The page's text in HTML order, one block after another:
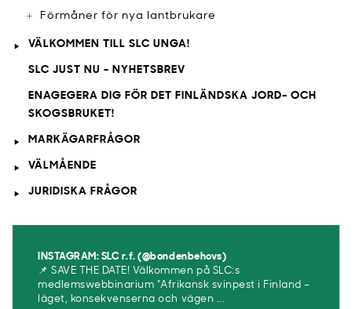
Förmåner för nya lantbrukare
VÄLKOMMEN TILL SLC UNGA!
SLC JUST NU - NYHETSBREV
ENAGEGERA DIG FÖR DET FINLÄNDSKA JORD- OCH
SKOGSBRUKET!
MARKÄGARFRÅGOR
VÄLMÅENDE
JURIDISKA FRÅGOR
INSTAGRAM: SLC r.f. (@bondenbehovs)
📌 SAVE THE DATE! Välkommen på SLC:s
medlemswebbinarium ”Afrikansk svinpest i Finland –
läget, konsekvenserna och vägen ...